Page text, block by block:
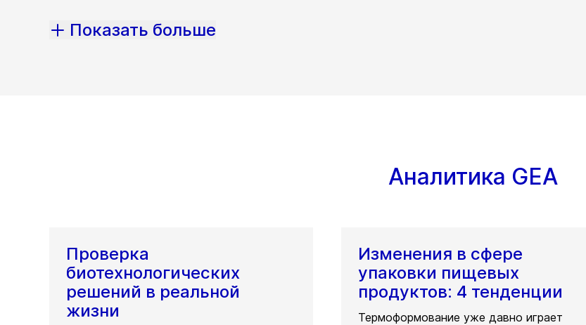
Показать больше
Аналитика GEA
Проверка
биотехнологических
решений в реальной
жизни
Изменения в сфере
упаковки пищевых
продуктов: 4 тенденции
Термоформование уже давно играет